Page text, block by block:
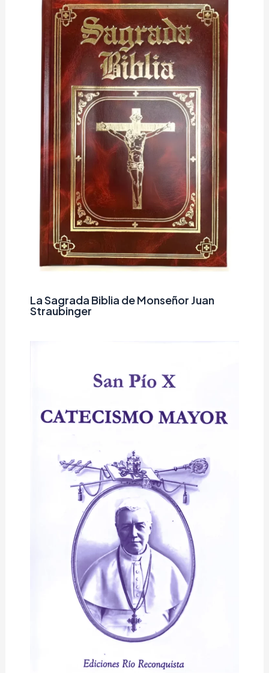
La Sagrada Biblia de Monseñor Juan
Straubinger